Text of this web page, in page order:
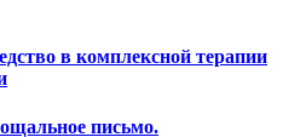
в комплексной терапии
письмо.